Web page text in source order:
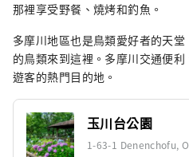
那裡享受野餐、燒烤和釣魚。
多摩川地區也是鳥類愛好者的天
的鳥類來到這裡。多摩川交通便
遊客的熱門目的地。
玉川台公園
1-63-1 Denenchofu,